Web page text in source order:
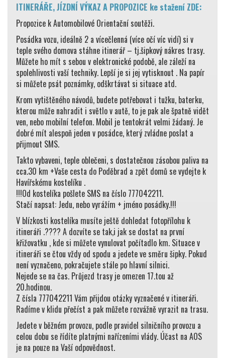
ITINERÁŘE, JÍZDNÍ VÝKAZ A PROPOZICE ke stažení ZDE:
Propozice k Automobilové Orientační soutěži.
Posádka vozu, ideálně 2 a vícečlenná (více očí víc vidí) si v
teple svého domova stáhne itinerář – tj.šipkový nákres trasy.
Můžete ho mít s sebou v elektronické podobě, ale záleží na
spolehlivosti vaší techniky. Lepší je si jej vytisknout . Na papír
si můžete psát poznámky, odškrtávat si situace atd.
Krom vytištěného návodů, budete potřebovat i tužku, baterku,
kterou může nahradit i světlo v autě, to je pak ale špatně vidět
ven, nebo mobilní telefon. Mobil je tentokrát velmi žádaný. Je
dobré mít alespoň jeden v posádce, který zvládne poslat a
přijmout SMS.
Takto vybaveni, teple oblečeni, s dostatečnou zásobou paliva na
cca.30 km +Vaše cesta do Poděbrad a zpět domů se vydejte k
Havířskému kostelíku .
!!!Od kostelíka pošlete SMS na číslo 777042211.
Stačí napsat: Jedu, nebo vyrážím + jméno posádky.!!!
V blízkosti kostelíka musíte ještě dohledat fotopřílohu k
itineráři .???? A dozvíte se tak,i jak se dostat na první
křižovatku , kde si můžete vynulovat počítadlo km. Situace v
itineráři se čtou vždy od spodu a jedete ve směru šipky. Pokud
není vyznačeno, pokračujete stále po hlavní silnici.
Nejede se na čas. Průjezd trasy je omezen 17.tou až
20.hodinou.
Z čísla 777042211 Vám přijdou otázky vyznačené v itineráři.
Radíme v klidu přečíst a pak můžete rozvážně vyrazit na trasu.
Jedete v běžném provozu, podle pravidel silničního provozu a
celou dobu se řídíte platnými nařízeními vlády. Účast na AOS
je na pouze na Vaší odpovědnost.